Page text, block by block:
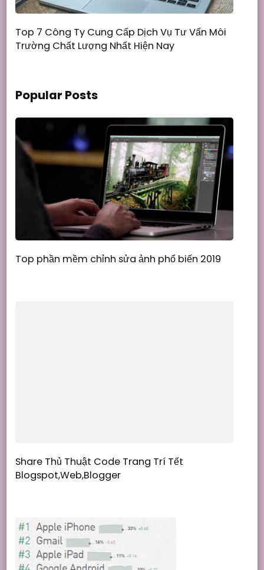
Top 7 Công Ty Cung Cấp Dịch Vụ Tư Vấn Môi
Trường Chất Lượng Nhất Hiện Nay
Popular Posts
Top phần mềm chỉnh sửa ảnh phổ biến 2019
Share Thủ Thuật Code Trang Trí Tết
Blogspot,Web,Blogger